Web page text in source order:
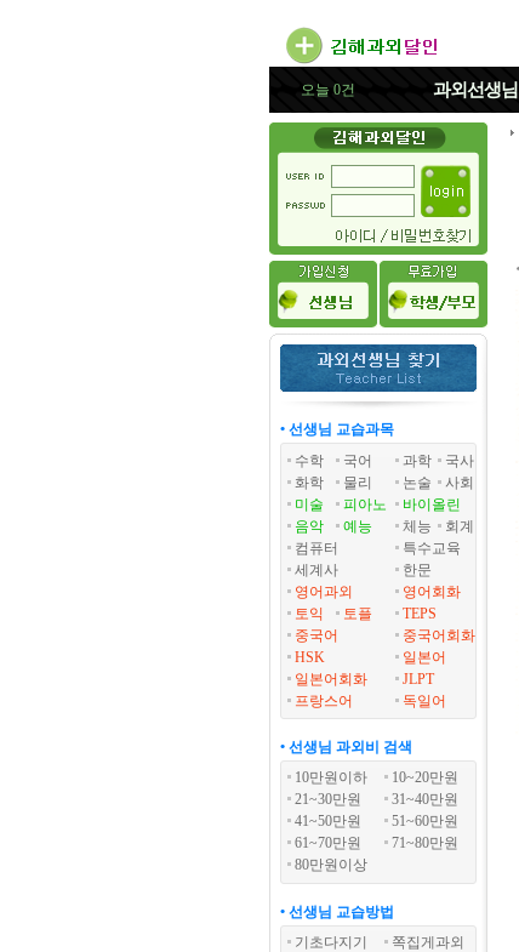
오늘 0건 과외선생님
• 선생님 교습과목
수학
국어 과학
국사
화학
물리 논술
사회
미술
피아노
바이올린
음악
예능 체능
회계
컴퓨터
특수교육
세계사
한문
영어과외
영어회화
토익
토플
TEPS
중국어
중국어회화
HSK
일본어
일본어회화
JLPT
프랑스어
독일어
• 선생님 과외비 검색
10만원이하
10~20만원
21~30만원
31~40만원
41~50만원
51~60만원
61~70만원
71~80만원
80만원이상
• 선생님 교습방법
기초다지기
쪽집게과외